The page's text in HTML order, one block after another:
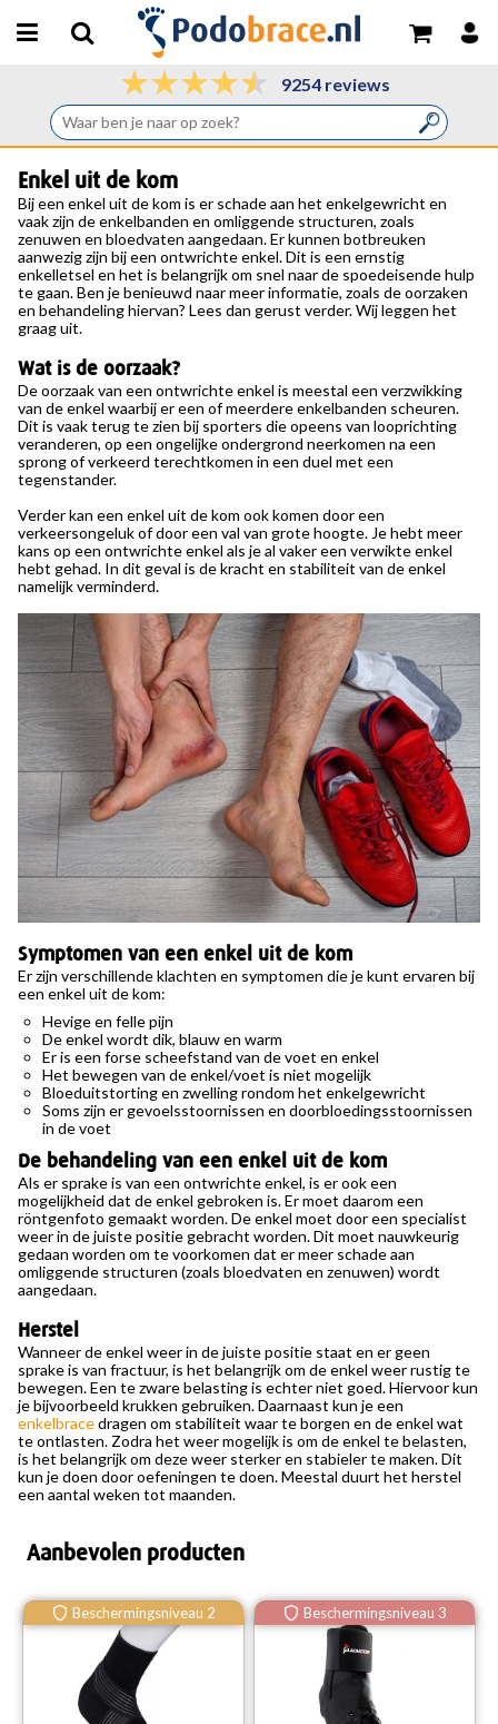
9254 reviews
Enkel uit de kom
Bij eenenkel uit de kom is er schade aan het enkelgewricht en
vaak zijn de enkelbanden en omliggende structuren, zoals
zenuwen en bloedvaten aangedaan. Er kunnen botbreuken
aanwezig zijn bij een ontwrichte enkel. Dit is een ernstig
enkelletsel en het is belangrijk om snel naar de spoedeisende hulp
te gaan. Ben je benieuwd naar meer informatie, zoals de oorzaken
en behandeling hiervan? Lees dan gerust verder. Wij leggen het
graag uit.
Wat is de oorzaak?
De oorzaak van een ontwrichte enkel is meestal een verzwikking
van de enkel waarbij er een of meerdere enkelbanden scheuren.
Dit is vaak terug te zien bij sporters die opeens van looprichting
veranderen, op een ongelijke ondergrond neerkomen na een
sprong of verkeerd terechtkomen in een duel met een
tegenstander.
Verder kan een enkel uit de kom ook komen door een
verkeersongeluk of door een val van grote hoogte. Je hebt meer
kans op een ontwrichte enkel als je al vaker een verwikte enkel
hebt gehad. In dit geval is de kracht en stabiliteit van de enkel
namelijk verminderd.
Symptomen van een enkel uit de kom
Er zijn verschillende klachten en symptomen die je kunt ervaren bij
een enkel uit de kom:
Hevige en felle pijn
De enkel wordt dik, blauw en warm
Er is een forse scheefstand van de voet en enkel
Het bewegen van de enkel/voet is niet mogelijk
Bloeduitstorting en zwelling rondom het enkelgewricht
Soms zijn er gevoelsstoornissen en doorbloedingsstoornissen
in de voet
De behandeling van een enkel uit de kom
Als er sprake is van een ontwrichte enkel, is er ook een
mogelijkheid dat de enkel gebroken is. Er moet daarom een
röntgenfoto gemaakt worden. De enkel moet door een specialist
weer in de juiste positie gebracht worden. Dit moet nauwkeurig
gedaan worden om te voorkomen dat er meer schade aan
omliggende structuren (zoals bloedvaten en zenuwen) wordt
aangedaan.
Herstel
Wanneer de enkel weer in de juiste positie staat en er geen
sprake is van fractuur, is het belangrijk om de enkel weer rustig te
bewegen. Een te zware belasting is echter niet goed. Hiervoor kun
je bijvoorbeeld krukken gebruiken. Daarnaast kun je een
enkelbracedragen om stabiliteit waar te borgen en de enkel wat
te ontlasten. Zodra het weer mogelijk is om de enkel te belasten,
is het belangrijk om deze weer sterker en stabieler te maken. Dit
kun je doen door oefeningen te doen. Meestal duurt het herstel
een aantal weken tot maanden.
Aanbevolen producten
Beschermingsniveau 2 Beschermingsniveau 3